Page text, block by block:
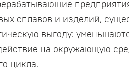
сплавов и изделий,
выгоду:
на окружающую
цикла.